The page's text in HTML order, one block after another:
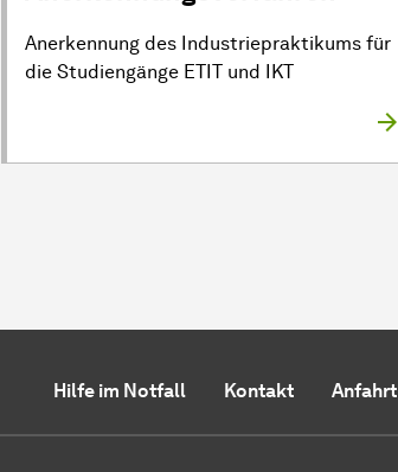
Anerkennung des Industriepraktikums für
die Studiengänge ETIT und IKT
Hilfe im Notfall Kontakt Anfahrt